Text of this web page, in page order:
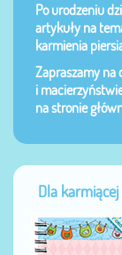
Po urodzeniu
artykuły na
karmienia
Zapraszamy na
i
na stronie
Dla